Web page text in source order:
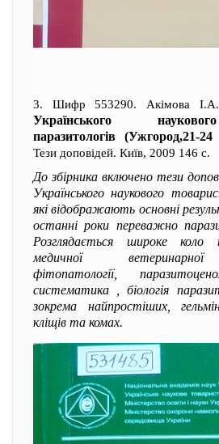
3. Шифр 553290. Акімова
Українського
паразитологів (Ужгород,21-
Тези доповідей. Київ, 2009 146 с.
До збірника включено тези
Українського наукового
які відображають основні
останні роки переважно
Розглядається широке коло
медичної ветеринарної
фітопатології,
систематика , біологія
зокрема найпростіших,
кліщів та комах.